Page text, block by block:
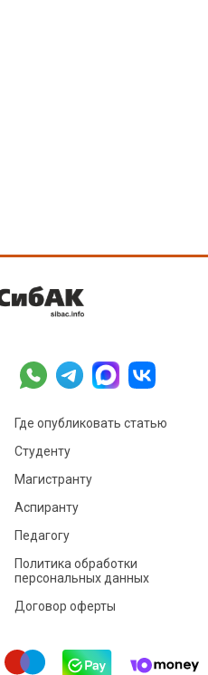
Где опубликовать статью
Студенту
Магистранту
Аспиранту
Педагогу
Политика обработки
персональных данных
Договор оферты